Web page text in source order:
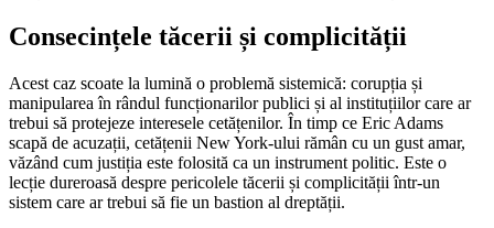
Consecințele tăcerii și complicității
Acest caz scoate la lumină o problemă sistemică: corupția și
manipularea în rândul funcționarilor publici și al instituțiilor care ar
trebui să protejeze interesele cetățenilor. În timp ce Eric Adams
scapă de acuzații, cetățenii New York-ului rămân cu un gust amar,
văzând cum justiția este folosită ca un instrument politic. Este o
lecție dureroasă despre pericolele tăcerii și complicității într-un
sistem care ar trebui să fie un bastion al dreptății.